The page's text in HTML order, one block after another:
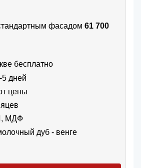
фасадом 61 700
бесплатно
5 дней
цены
МДФ
дуб - венге